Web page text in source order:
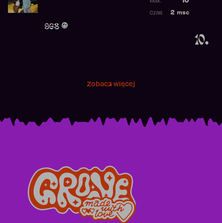
10.
968
Max:
2 msc
Czas:
Zobacz więcej